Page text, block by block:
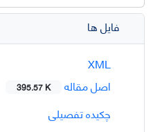
فایل ها
اصل مقاله
395.57 K
چکیده تفصیلی